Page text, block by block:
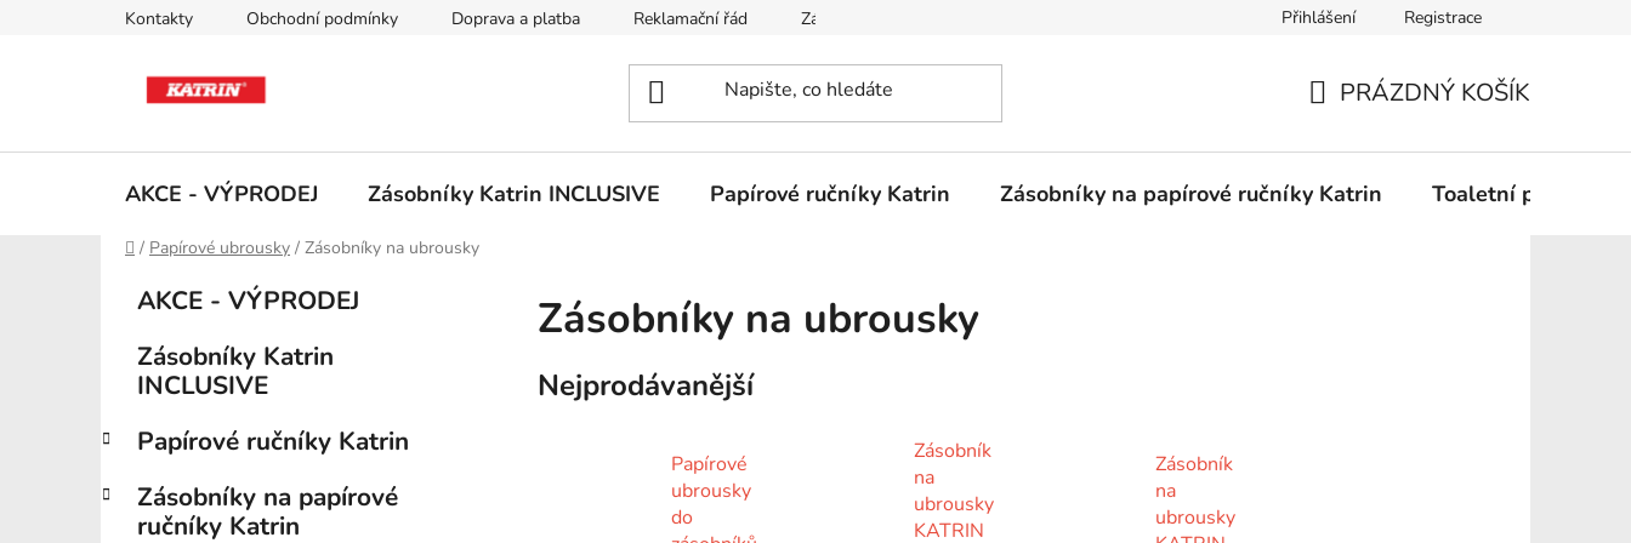
Kontakty Obchodní podmínky Doprava a platba Reklamační řád Zásady používání souborů cookies Podmínky ochrany osobních údajů
Přihlášení Registrace
KOŠÍK
PRÁZDNÝ KOŠÍK
AKCE - VÝPRODEJ Zásobníky Katrin INCLUSIVE Papírové ručníky Katrin Zásobníky na papírové ručníky Katrin Toaletní papír
Domů
/ Papírové ubrousky / Zásobníky na ubrousky
a
n
Přeskočit
kategorie
r
e
AKCE - VÝPRODEJ
Zásobníky Katrin
INCLUSIVE
Papírové ručníky Katrin
Zásobníky na papírové
ručníky Katrin
Zásobníky na ubrousky
Nejprodávanější
Papírové
ubrousky
do
Zásobník
na
ubrousky
KATRIN
Zásobník
na
ubrousky